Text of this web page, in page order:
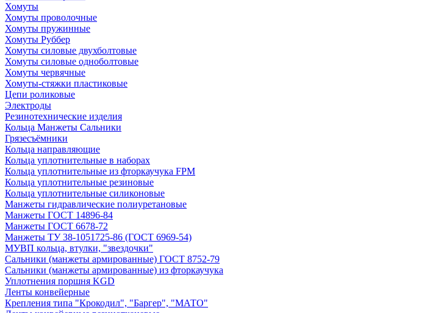
Хомуты
Хомуты проволочные
Хомуты пружинные
Хомуты Руббер
Хомуты силовые двухболтовые
Хомуты силовые одноболтовые
Хомуты червячные
Хомуты-стяжки пластиковые
Цепи роликовые
Электроды
Резинотехнические изделия
Кольца Манжеты Сальники
Грязесъёмники
Кольца направляющие
Кольца уплотнительные в наборах
Кольца уплотнительные из фторкаучука FPM
Кольца уплотнительные резиновые
Кольца уплотнительные силиконовые
Манжеты гидравлические полиуретановые
Манжеты ГОСТ 14896-84
Манжеты ГОСТ 6678-72
Манжеты ТУ 38-1051725-86 (ГОСТ 6969-54)
МУВП кольца, втулки, "звездочки"
Сальники (манжеты армированные) ГОСТ 8752-79
Сальники (манжеты армированные) из фторкаучука
Уплотнения поршня KGD
Ленты конвейерные
Крепления типа "Крокодил", "Баргер", "МАТО"